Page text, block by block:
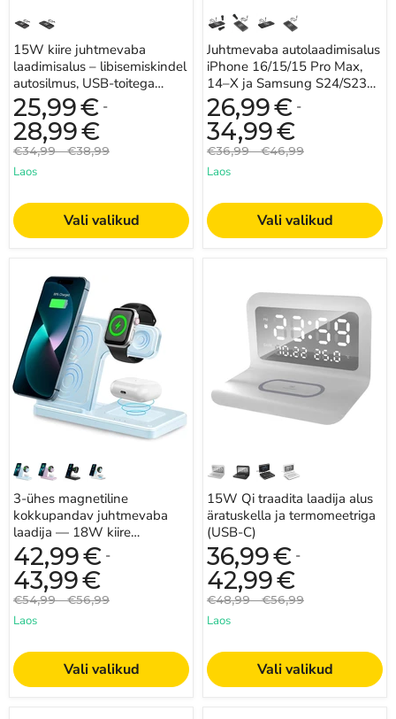
15W kiire juhtmevaba
laadimisalus – libisemiskindel
autosilmus, USB-toitega
(Type-C või USB)
25,99€ -
28,99€
Algne
hind
€34,99 -Algne
€38,99
Laos
Vali valikud
silikoonist
alus,
kiire
laadimine
Juhtmevaba autolaadimisalus
iPhone 16/15/15 Pro Max,
14–X ja Samsung S24/S23
jaoks — silikoonist alus, 15W
kiire laad...
26,99€ -
34,99€
Algne
hind
€36,99 -Algne
€46,99
Laos
Vali valikud
magnetiline
kokkupandav
juhtmevaba
laadija
—
18W
kiire
laadimine
iPhone’i,
jaoks
3-ühes magnetiline
kokkupandav juhtmevaba
laadija — 18W kiire
laadimine iPhone’i, iWatchi ja
AirPodside jaoks
42,99€ -
43,99€
Algne
hind
€54,99 -Algne
€56,99
Laos
Vali valikud
äratuskella
termomeetriga
(USB-
C)
15W Qi traadita laadija alus
äratuskella ja termomeetriga
(USB-C)
36,99€ -
42,99€
Algne
hind
€48,99 -Algne
€56,99
Laos
Vali valikud